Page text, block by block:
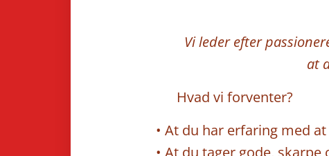
Vi leder efter
at
🔹 Hvad vi forventer?
• At du har erfaring med
• At du tager gode,